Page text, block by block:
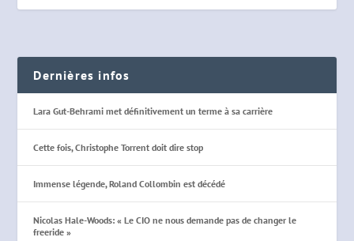
Dernières infos
Lara Gut-Behrami met définitivement un terme à sa carrière
Cette fois, Christophe Torrent doit dire stop
Immense légende, Roland Collombin est décédé
Nicolas Hale-Woods: « Le CIO ne nous demande pas de changer le
freeride »